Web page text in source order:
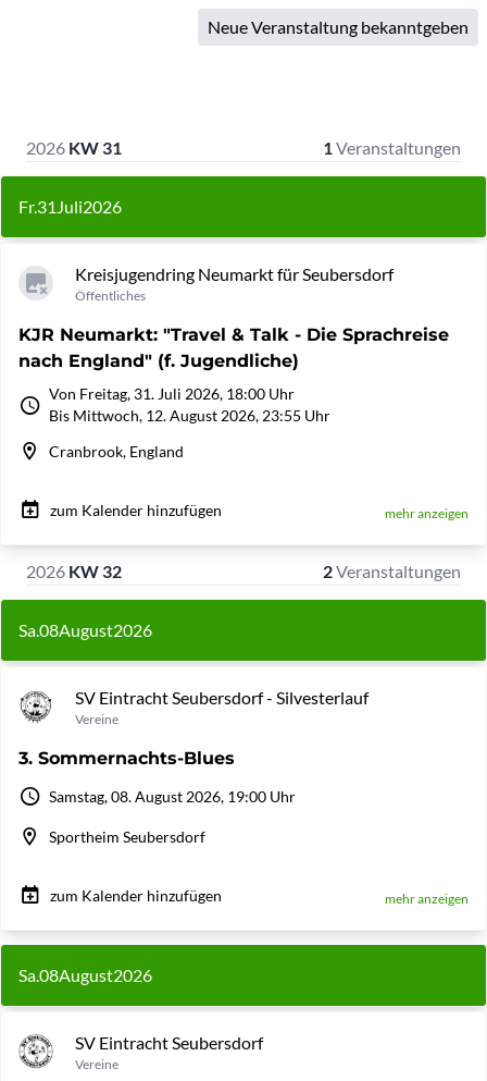
Neue Veranstaltung bekanntgeben
2026 KW 31 1Veranstaltungen
Fr.31 Juli2026
Kreisjugendring Neumarkt für Seubersdorf
Öffentliches
KJR Neumarkt: "Travel & Talk - Die Sprachreise
nach England" (f. Jugendliche)
Von Freitag, 31. Juli 2026, 18:00 Uhr
Bis Mittwoch, 12. August 2026, 23:55 Uhr
Cranbrook, England
zum Kalender hinzufügen mehr anzeigen
2026 KW 32 2Veranstaltungen
Sa.08August2026
SV Eintracht Seubersdorf - Silvesterlauf
Vereine
3. Sommernachts-Blues
Samstag, 08. August 2026, 19:00 Uhr
Sportheim Seubersdorf
zum Kalender hinzufügen mehr anzeigen
Sa.08August2026
SV Eintracht Seubersdorf
Vereine